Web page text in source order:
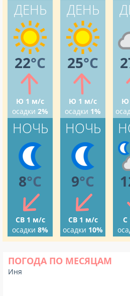
ДЕНЬ
22°C
Ю 1 м/с
осадки 2%
НОЧЬ
8°C
СВ 1 м/с
осадки 8%
ДЕНЬ
25°C
Ю 1 м/с
осадки 1%
НОЧЬ
9°C
СВ 1 м/с
осадки 10%
Ю
С
ПОГОДА ПО МЕСЯЦАМ
Иня